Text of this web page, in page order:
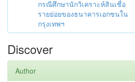
กรณีศึกษานักวิเคราะห์สินเชื่อ
รายย่อยของธนาคารเอกชนใน
กรุงเทพฯ
Discover
Author